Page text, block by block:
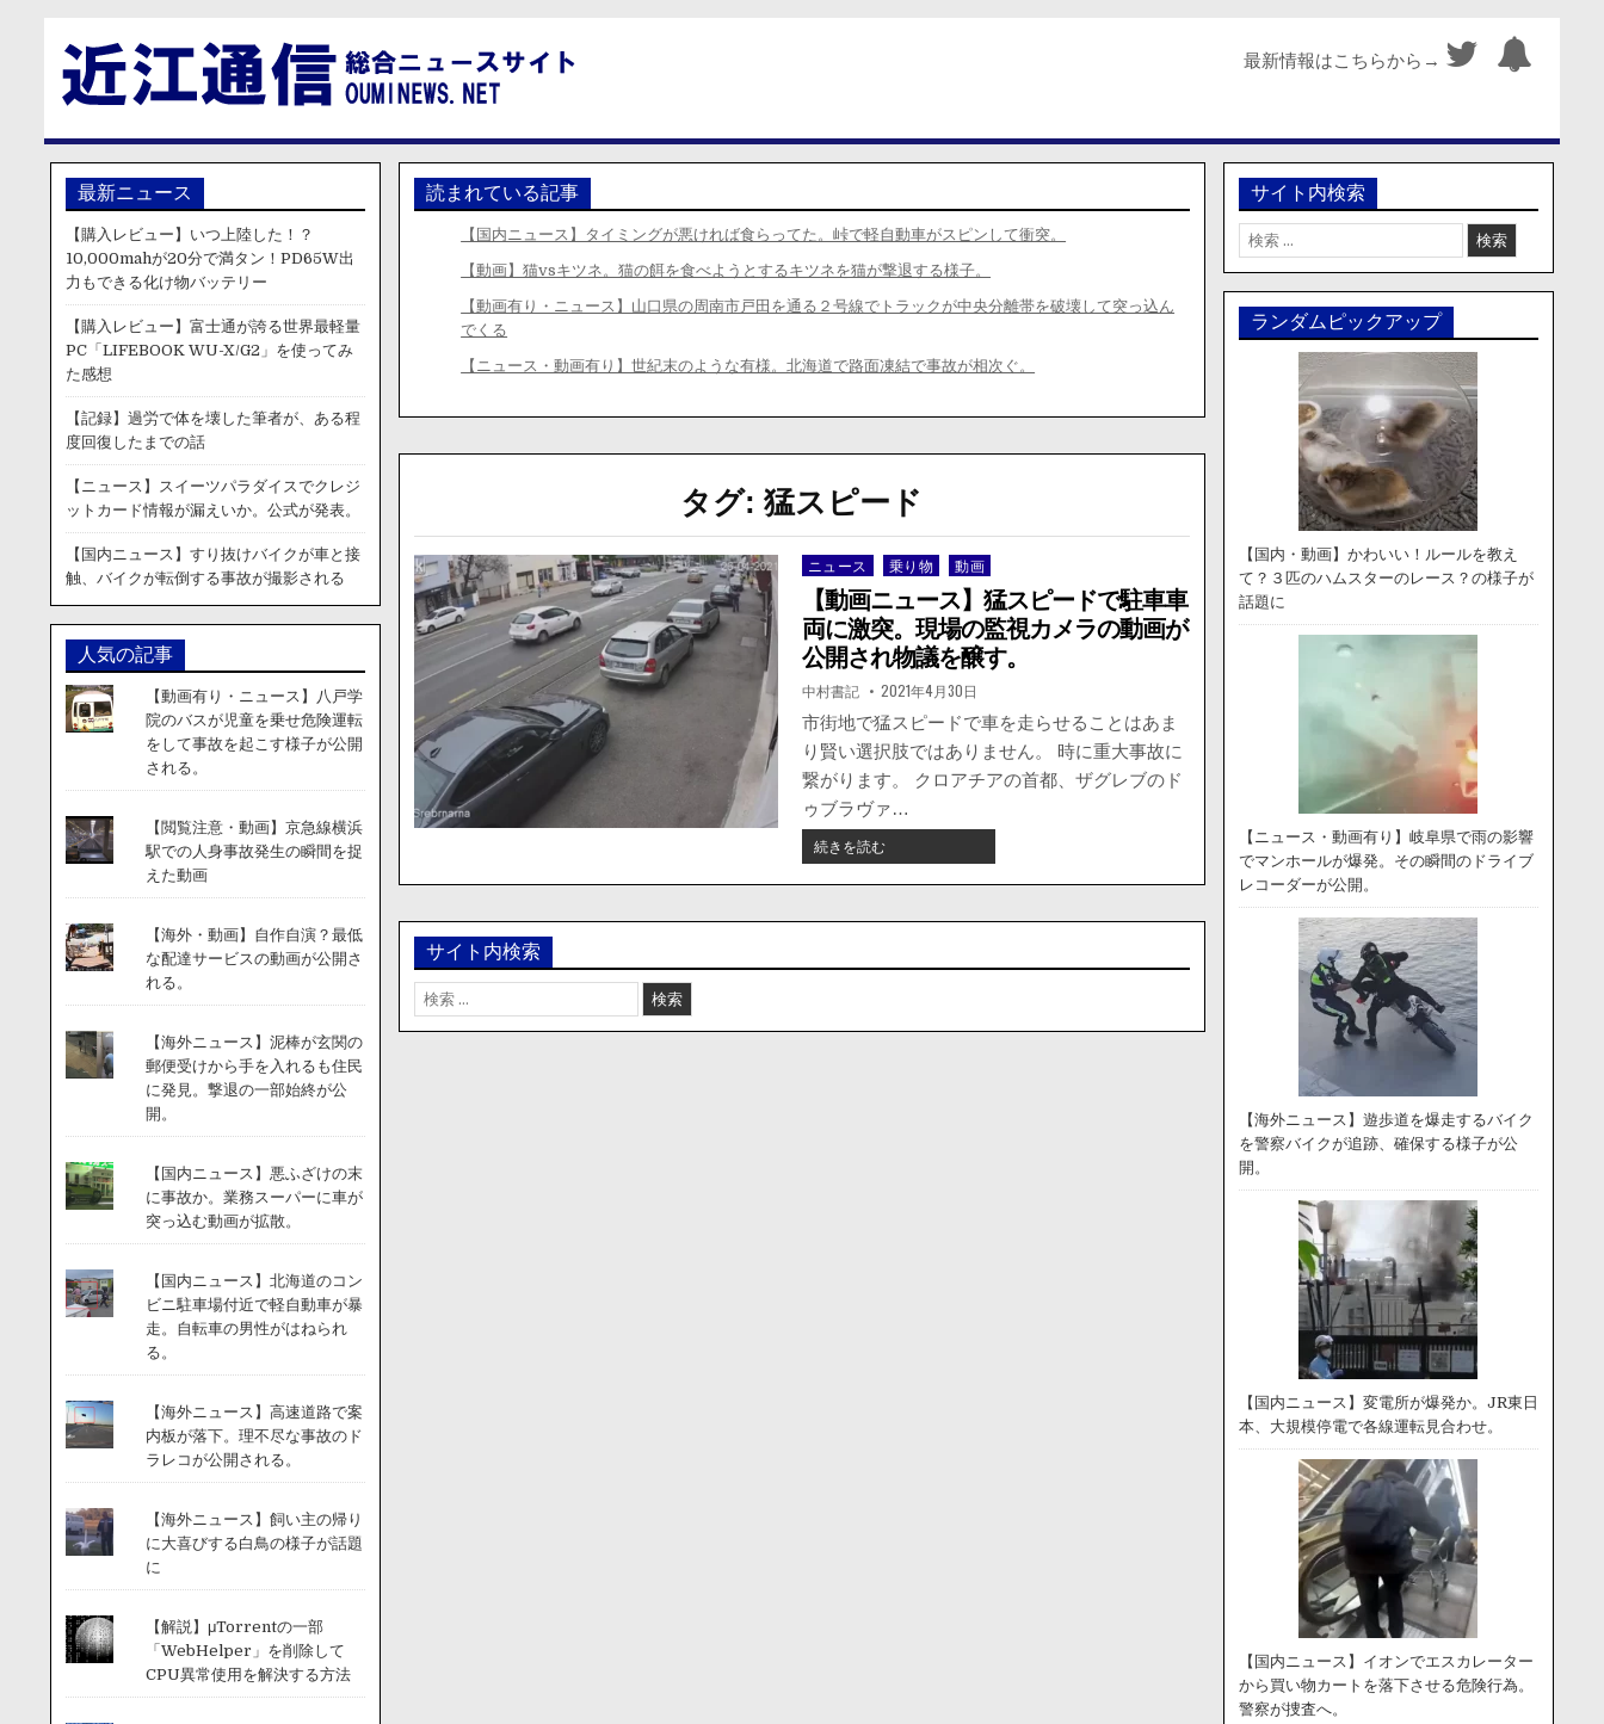
最新情報はこちらから→
読まれている記事
【国内ニュース】タイミングが悪ければ食らってた。峠で軽自動車がスピンして衝突。
【動画】猫vsキツネ。猫の餌を食べようとするキツネを猫が撃退する様子。
【動画有り・ニュース】山口県の周南市戸田を通る２号線でトラックが中央分離帯を破壊して突っ込ん
でくる
【ニュース・動画有り】世紀末のような有様。北海道で路面凍結で事故が相次ぐ。
タグ:猛スピード
Posted
ニュース 乗り物 動画
【動画ニュース】猛スピードで駐車車
両に激突。現場の監視カメラの動画が
公開され物議を醸す。
著
者:
中村書記 掲
載
日：
2021年4月30日
市街地で猛スピードで車を走らせることはあま
り賢い選択肢ではありません。 時に重大事故に
繋がります。 クロアチアの首都、ザグレブのド
ゥブラヴァ…
続きを読む【動
画
ニ
サイト内検索
検
索:
最新ニュース
【購入レビュー】いつ上陸した！？
10,000mahが20分で満タン！PD65W出
力もできる化け物バッテリー
【購入レビュー】富士通が誇る世界最軽量
PC「LIFEBOOK WU-X/G2」を使ってみ
た感想
【記録】過労で体を壊した筆者が、ある程
度回復したまでの話
【ニュース】スイーツパラダイスでクレジ
ットカード情報が漏えいか。公式が発表。
【国内ニュース】すり抜けバイクが車と接
触、バイクが転倒する事故が撮影される
人気の記事
【動画有り・ニュース】八戸学
院のバスが児童を乗せ危険運転
をして事故を起こす様子が公開
される。
【閲覧注意・動画】京急線横浜
駅での人身事故発生の瞬間を捉
えた動画
【海外・動画】自作自演？最低
な配達サービスの動画が公開さ
れる。
【海外ニュース】泥棒が玄関の
郵便受けから手を入れるも住民
に発見。撃退の一部始終が公
開。
【国内ニュース】悪ふざけの末
に事故か。業務スーパーに車が
突っ込む動画が拡散。
【国内ニュース】北海道のコン
ビニ駐車場付近で軽自動車が暴
走。自転車の男性がはねられ
る。
【海外ニュース】高速道路で案
内板が落下。理不尽な事故のド
ラレコが公開される。
【海外ニュース】飼い主の帰り
に大喜びする白鳥の様子が話題
に
【解説】μTorrentの一部
「WebHelper」を削除して
CPU異常使用を解決する方法
サイト内検索
検
索:
ランダムピックアップ
【国内・動画】かわいい！ルールを教え
て？３匹のハムスターのレース？の様子が
話題に
【ニュース・動画有り】岐阜県で雨の影響
でマンホールが爆発。その瞬間のドライブ
レコーダーが公開。
【海外ニュース】遊歩道を爆走するバイク
を警察バイクが追跡、確保する様子が公
開。
【国内ニュース】変電所が爆発か。JR東日
本、大規模停電で各線運転見合わせ。
【国内ニュース】イオンでエスカレーター
から買い物カートを落下させる危険行為。
警察が捜査へ。